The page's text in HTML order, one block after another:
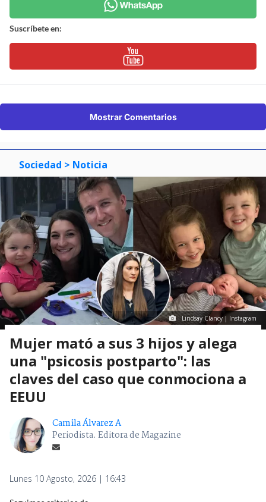
Suscríbete en:
Mostrar Comentarios
Sociedad > Noticia
Lindsay Clancy | Instagram
Mujer mató a sus 3 hijos y alega
una "psicosis postparto": las
claves del caso que conmociona a
EEUU
Camila Álvarez A
Periodista. Editora de Magazine
Lunes 10 Agosto, 2026 | 16:43